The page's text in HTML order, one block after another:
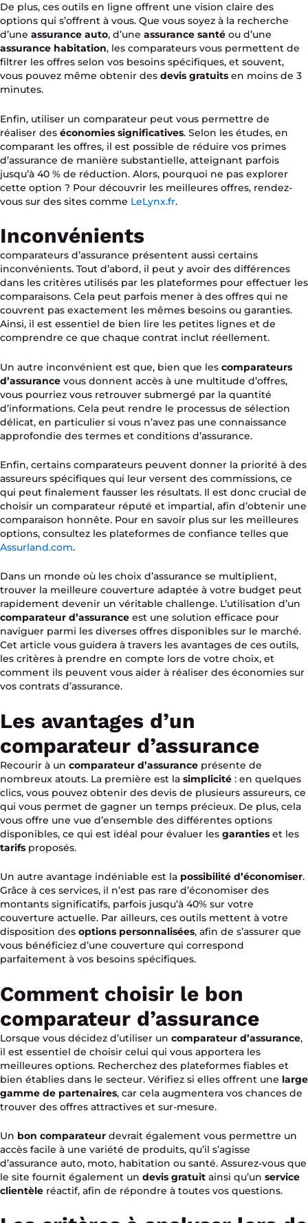
De plus, ces outils en ligne offrent une vision claire des
options qui s’offrent à vous. Que vous soyez à la recherche
d’une assurance auto, d’une assurance santé ou d’une
assurance habitation, les comparateurs vous permettent de
filtrer les offres selon vos besoins spécifiques, et souvent,
vous pouvez même obtenir des devis gratuits en moins de 3
minutes.
Enfin, utiliser un comparateur peut vous permettre de
réaliser des économies significatives. Selon les études, en
comparant les offres, il est possible de réduire vos primes
d’assurance de manière substantielle, atteignant parfois
jusqu’à 40 % de réduction. Alors, pourquoi ne pas explorer
cette option ? Pour découvrir les meilleures offres, rendez-
vous sur des sites comme LeLynx.fr.
Inconvénients
comparateurs d’assurance présentent aussi certains
inconvénients. Tout d’abord, il peut y avoir des différences
dans les critères utilisés par les plateformes pour effectuer les
comparaisons. Cela peut parfois mener à des offres qui ne
couvrent pas exactement les mêmes besoins ou garanties.
Ainsi, il est essentiel de bien lire les petites lignes et de
comprendre ce que chaque contrat inclut réellement.
Un autre inconvénient est que, bien que les comparateurs
d’assurance vous donnent accès à une multitude d’offres,
vous pourriez vous retrouver submergé par la quantité
d’informations. Cela peut rendre le processus de sélection
délicat, en particulier si vous n’avez pas une connaissance
approfondie des termes et conditions d’assurance.
Enfin, certains comparateurs peuvent donner la priorité à des
assureurs spécifiques qui leur versent des commissions, ce
qui peut finalement fausser les résultats. Il est donc crucial de
choisir un comparateur réputé et impartial, afin d’obtenir une
comparaison honnête. Pour en savoir plus sur les meilleures
options, consultez les plateformes de confiance telles que
Assurland.com.
Dans un monde où les choix d’assurance se multiplient,
trouver la meilleure couverture adaptée à votre budget peut
rapidement devenir un véritable challenge. L’utilisation d’un
comparateur d’assurance est une solution efficace pour
naviguer parmi les diverses offres disponibles sur le marché.
Cet article vous guidera à travers les avantages de ces outils,
les critères à prendre en compte lors de votre choix, et
comment ils peuvent vous aider à réaliser des économies sur
vos contrats d’assurance.
Les avantages d’un
comparateur d’assurance
Recourir à un comparateur d’assurance présente de
nombreux atouts. La première est la simplicité : en quelques
clics, vous pouvez obtenir des devis de plusieurs assureurs, ce
qui vous permet de gagner un temps précieux. De plus, cela
vous offre une vue d’ensemble des différentes options
disponibles, ce qui est idéal pour évaluer les garanties et les
tarifs proposés.
Un autre avantage indéniable est la possibilité d’économiser.
Grâce à ces services, il n’est pas rare d’économiser des
montants significatifs, parfois jusqu’à 40% sur votre
couverture actuelle. Par ailleurs, ces outils mettent à votre
disposition des options personnalisées, afin de s’assurer que
vous bénéficiez d’une couverture qui correspond
parfaitement à vos besoins spécifiques.
Comment choisir le bon
comparateur d’assurance
Lorsque vous décidez d’utiliser un comparateur d’assurance,
il est essentiel de choisir celui qui vous apportera les
meilleures options. Recherchez des plateformes fiables et
bien établies dans le secteur. Vérifiez si elles offrent une large
gamme de partenaires, car cela augmentera vos chances de
trouver des offres attractives et sur-mesure.
Un bon comparateur devrait également vous permettre un
accès facile à une variété de produits, qu’il s’agisse
d’assurance auto, moto, habitation ou santé. Assurez-vous que
le site fournit également un devis gratuit ainsi qu’un service
clientèle réactif, afin de répondre à toutes vos questions.